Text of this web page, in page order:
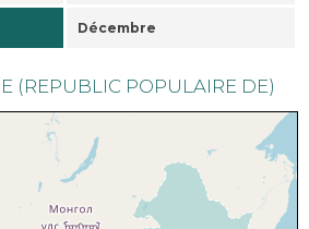
Décembre
(REPUBLIC POPULAIRE DE)